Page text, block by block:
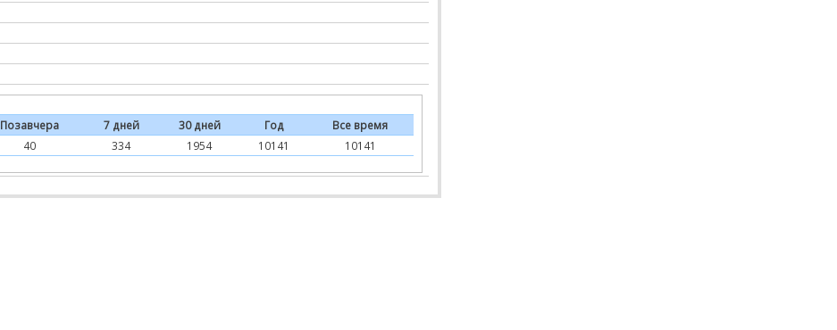
Позавчера 7 дней 30 дней Год
Все время
40 334 1954 10141 10141